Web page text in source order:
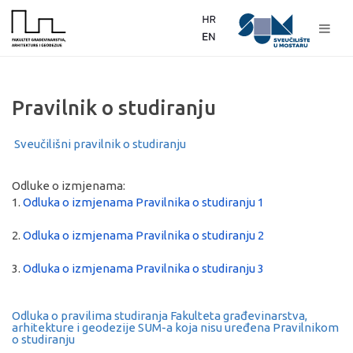
Pravilnik o studiranju
Sveučilišni pravilnik o studiranju
Odluke o izmjenama:
1. Odluka o izmjenama Pravilnika o studiranju 1
2. Odluka o izmjenama Pravilnika o studiranju 2
3. Odluka o izmjenama Pravilnika o studiranju 3
Odluka o pravilima studiranja Fakulteta građevinarstva,
arhitekture i geodezije SUM-a koja nisu uređena Pravilnikom
o studiranju